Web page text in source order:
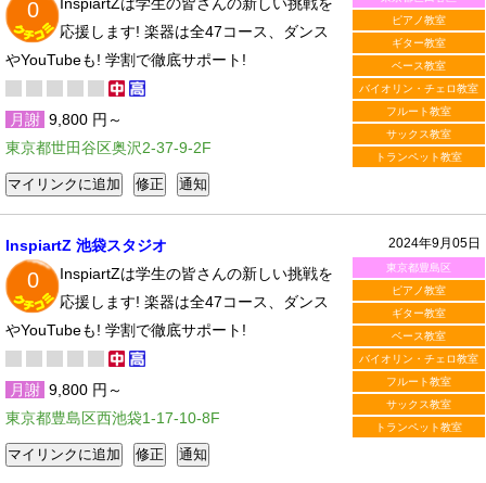
ピアノ教室
ギター教室
ベース教室
バイオリン・チェロ教室
フルート教室
サックス教室
トランペット教室
0
応援します! 楽器は全47コース、ダンス
やYouTubeも! 学割で徹底サポート!
月謝 9,800 円～
東京都世田谷区奥沢2-37-9-2F
2024年9月05日
東京都豊島区
ピアノ教室
ギター教室
ベース教室
バイオリン・チェロ教室
フルート教室
サックス教室
トランペット教室
InspiartZ 池袋スタジオ
0
InspiartZは学生の皆さんの新しい挑戦を
応援します! 楽器は全47コース、ダンス
やYouTubeも! 学割で徹底サポート!
月謝 9,800 円～
東京都豊島区西池袋1-17-10-8F